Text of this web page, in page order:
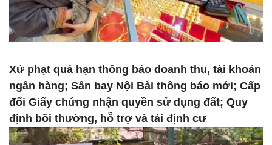
Xử phạt quá hạn thông báo doanh thu, tài khoản
ngân hàng; Sân bay Nội Bài thông báo mới; Cấp
đổi Giấy chứng nhận quyền sử dụng đất; Quy
định bồi thường, hỗ trợ và tái định cư